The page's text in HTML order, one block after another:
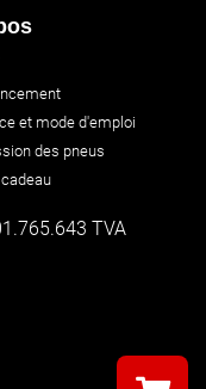
et mode d'emploi
des pneus
TVA